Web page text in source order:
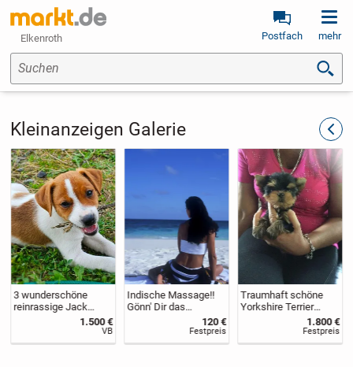
Elkenroth Postfach mehr
Suchen
Kleinanzeigen Galerie
3 wunderschöne
reinrassige Jack
1.500 €
VB
Indische Massage!!
Gönn' Dir das
120 €
Festpreis
Traumhaft schöne
Yorkshire Terrier
1.800 €
Festpreis